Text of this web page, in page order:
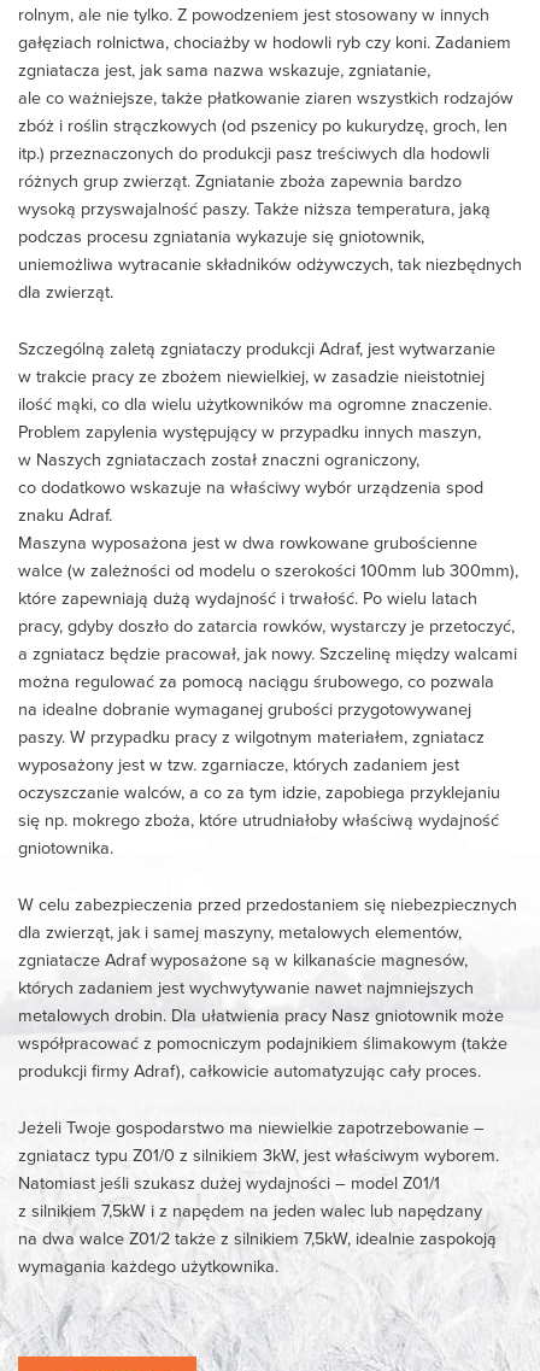
rolnym, ale nie tylko. Z powodzeniem jest stosowany w innych
gałęziach rolnictwa, chociażby w hodowli ryb czy koni. Zadaniem
zgniatacza jest, jak sama nazwa wskazuje, zgniatanie,
ale co ważniejsze, także płatkowanie ziaren wszystkich rodzajów
zbóż i roślin strączkowych (od pszenicy po kukurydzę, groch, len
itp.) przeznaczonych do produkcji pasz treściwych dla hodowli
różnych grup zwierząt. Zgniatanie zboża zapewnia bardzo
wysoką przyswajalność paszy. Także niższa temperatura, jaką
podczas procesu zgniatania wykazuje się gniotownik,
uniemożliwa wytracanie składników odżywczych, tak niezbędnych
dla zwierząt.
Szczególną zaletą zgniataczy produkcji Adraf, jest wytwarzanie
w trakcie pracy ze zbożem niewielkiej, w zasadzie nieistotniej
ilość mąki, co dla wielu użytkowników ma ogromne znaczenie.
Problem zapylenia występujący w przypadku innych maszyn,
w Naszych zgniataczach został znaczni ograniczony,
co dodatkowo wskazuje na właściwy wybór urządzenia spod
znaku Adraf.
Maszyna wyposażona jest w dwa rowkowane grubościenne
walce (w zależności od modelu o szerokości 100mm lub 300mm),
które zapewniają dużą wydajność i trwałość. Po wielu latach
pracy, gdyby doszło do zatarcia rowków, wystarczy je przetoczyć,
a zgniatacz będzie pracował, jak nowy. Szczelinę między walcami
można regulować za pomocą naciągu śrubowego, co pozwala
na idealne dobranie wymaganej grubości przygotowywanej
paszy. W przypadku pracy z wilgotnym materiałem, zgniatacz
wyposażony jest w tzw. zgarniacze, których zadaniem jest
oczyszczanie walców, a co za tym idzie, zapobiega przyklejaniu
się np. mokrego zboża, które utrudniałoby właściwą wydajność
gniotownika.
W celu zabezpieczenia przed przedostaniem się niebezpiecznych
dla zwierząt, jak i samej maszyny, metalowych elementów,
zgniatacze Adraf wyposażone są w kilkanaście magnesów,
których zadaniem jest wychwytywanie nawet najmniejszych
metalowych drobin. Dla ułatwienia pracy Nasz gniotownik może
współpracować z pomocniczym podajnikiem ślimakowym (także
produkcji firmy Adraf), całkowicie automatyzując cały proces.
Jeżeli Twoje gospodarstwo ma niewielkie zapotrzebowanie –
zgniatacz typu Z01/0 z silnikiem 3kW, jest właściwym wyborem.
Natomiast jeśli szukasz dużej wydajności – model Z01/1
z silnikiem 7,5kW i z napędem na jeden walec lub napędzany
na dwa walce Z01/2 także z silnikiem 7,5kW, idealnie zaspokoją
wymagania każdego użytkownika.